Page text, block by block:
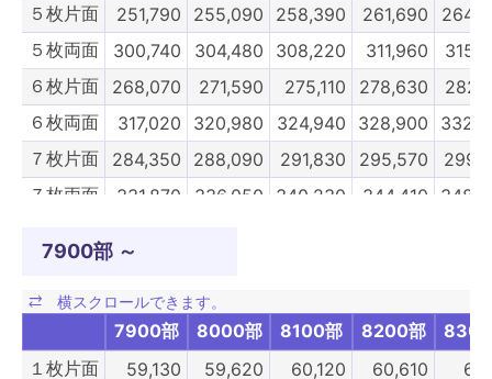
５枚片面
251,790 255,090 258,390 261,690
５枚両面
300,740 304,480 308,220 311,960
６枚片面
268,070 271,590 275,110 278,630
６枚両面
317,020 320,980 324,940 328,900
７枚片面
284,350 288,090 291,830 295,570
７枚両面
331,870 336,050 340,230 344,410
８枚両面
９枚片面
354,810 359,260
425,040 429,880 434,830 439,780
7900部 ～
7900部 8000部 8100部 8200部
１枚片面
59,130 59,620 60,120 60,610